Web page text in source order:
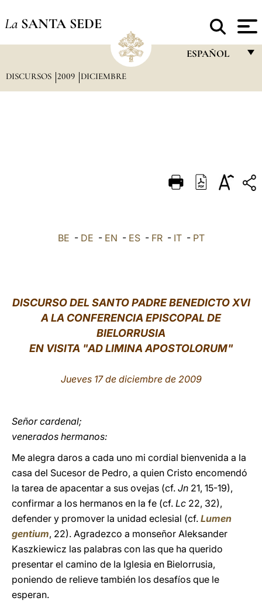
La SANTA SEDE
ESPAÑOL
DEUTSCH
العربيّة
DISCURSOS 2009 DICIEMBRE
BE - DE - EN - ES- FR- IT- PT
DISCURSO DEL SANTO PADRE BENEDICTO XVI
A LA CONFERENCIA EPISCOPAL DE
BIELORRUSIA
EN VISITA "AD LIMINA APOSTOLORUM"
Jueves 17 de diciembre de 2009
Señor cardenal;
venerados hermanos:
Me alegra daros a cada uno mi cordial bienvenida a la
casa del Sucesor de Pedro, a quien Cristo encomendó
la tarea de apacentar a sus ovejas (cf. Jn 21, 15-19),
confirmar a los hermanos en la fe (cf. Lc 22, 32),
defender y promover la unidad eclesial (cf. Lumen
gentium, 22). Agradezco a monseñor Aleksander
Kaszkiewicz las palabras con las que ha querido
presentar el camino de la Iglesia en Bielorrusia,
poniendo de relieve también los desafíos que le
esperan.